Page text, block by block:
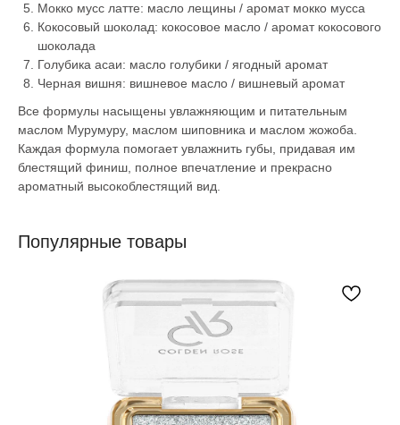
Мокко мусс латте: масло лещины / аромат мокко мусса
Кокосовый шоколад: кокосовое масло / аромат кокосового
шоколада
Голубика асаи: масло голубики / ягодный аромат
Черная вишня: вишневое масло / вишневый аромат
Все формулы насыщены увлажняющим и питательным
маслом Мурумуру, маслом шиповника и маслом жожоба.
Каждая формула помогает увлажнить губы, придавая им
блестящий финиш, полное впечатление и прекрасно
ароматный высокоблестящий вид.
Популярные товары